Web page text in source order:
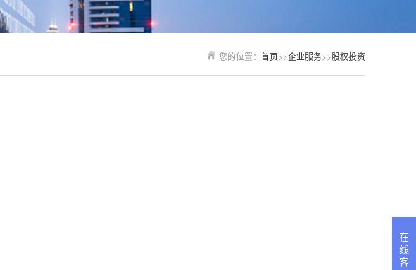
您的位置： 首页>>企业服务>>股权投资
在
线
客